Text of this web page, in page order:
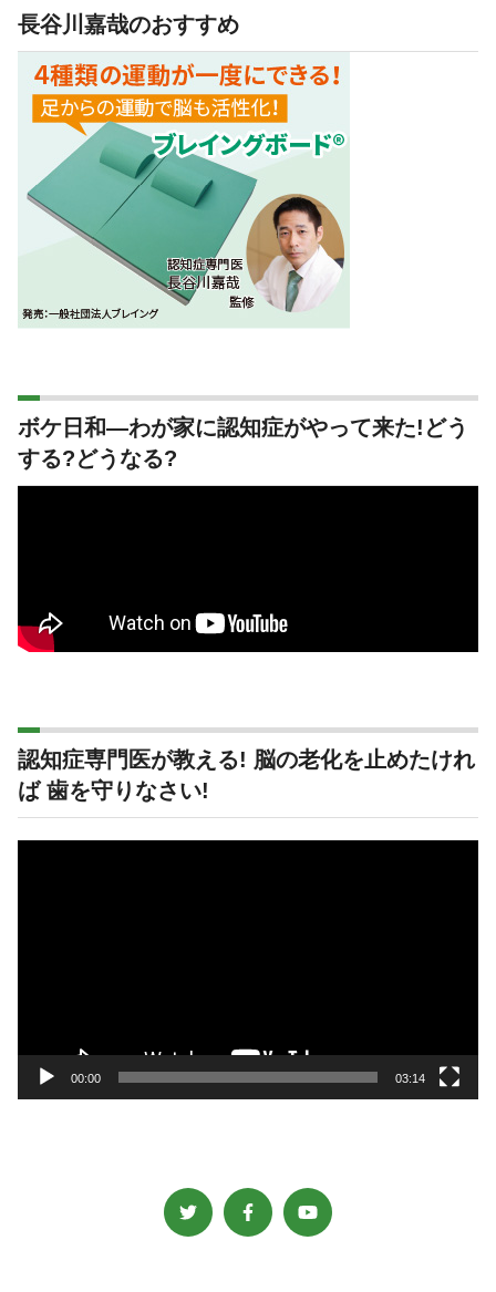
長谷川嘉哉のおすすめ
ボケ日和―わが家に認知症がやって来た!どう
する?どうなる?
認知症専門医が教える! 脳の老化を止めたけれ
ば 歯を守りなさい!
00:00 03:14